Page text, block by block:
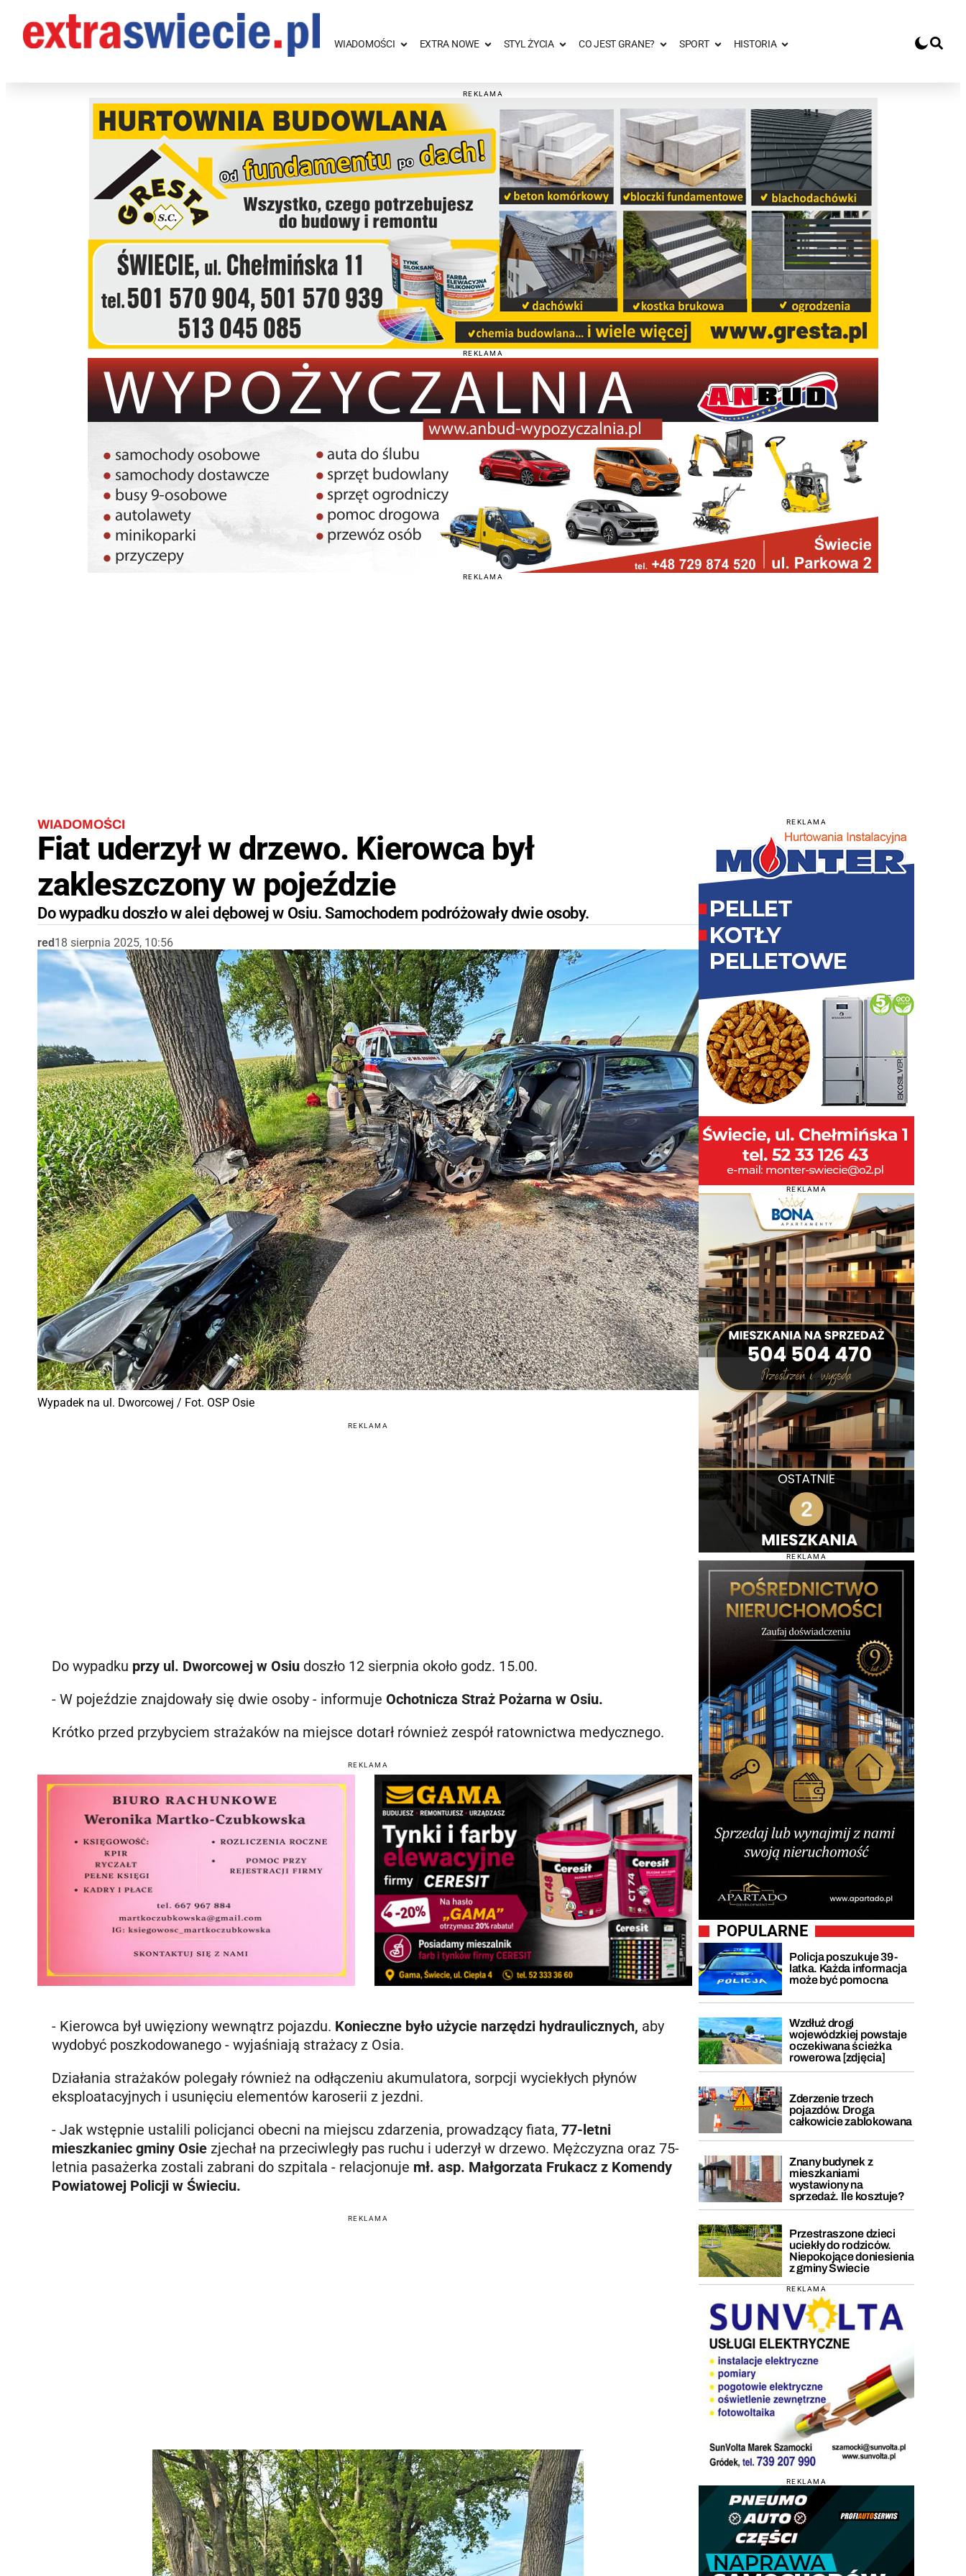
WIADOMOŚCI EXTRA NOWE STYL ŻYCIA CO JEST GRANE? SPORT HISTORIA
REKLAMA
REKLAMA
REKLAMA
WIADOMOŚCI
Fiat uderzył w drzewo. Kierowca był
zakleszczony w pojeździe
Do wypadku doszło w alei dębowej w Osiu. Samochodem podróżowały dwie osoby.
red18 sierpnia 2025, 10:56
Wypadek na ul. Dworcowej / Fot. OSP Osie
REKLAMA
Do wypadku przy ul. Dworcowej w Osiu doszło 12 sierpnia około godz. 15.00.
- W pojeździe znajdowały się dwie osoby - informuje Ochotnicza Straż Pożarna w Osiu.
Krótko przed przybyciem strażaków na miejsce dotarł również zespół ratownictwa medycznego.
REKLAMA
- Kierowca był uwięziony wewnątrz pojazdu. Konieczne było użycie narzędzi hydraulicznych, aby
wydobyć poszkodowanego - wyjaśniają strażacy z Osia.
Działania strażaków polegały również na odłączeniu akumulatora, sorpcji wyciekłych płynów
eksploatacyjnych i usunięciu elementów karoserii z jezdni.
- Jak wstępnie ustalili policjanci obecni na miejscu zdarzenia, prowadzący fiata, 77-letni
mieszkaniec gminy Osie zjechał na przeciwległy pas ruchu i uderzył w drzewo. Mężczyzna oraz 75-
letnia pasażerka zostali zabrani do szpitala - relacjonuje mł. asp. Małgorzata Frukacz z Komendy
Powiatowej Policji w Świeciu.
REKLAMA
REKLAMA
REKLAMA
REKLAMA
POPULARNE
Policja poszukuje 39-
latka. Każda informacja
może być pomocna
Wzdłuż drogi
wojewódzkiej powstaje
oczekiwana ścieżka
rowerowa [zdjęcia]
Zderzenie trzech
pojazdów. Droga
całkowicie zablokowana
Znany budynek z
mieszkaniami
wystawiony na
sprzedaż. Ile kosztuje?
Przestraszone dzieci
uciekły do rodziców.
Niepokojące doniesienia
z gminy Świecie
REKLAMA
REKLAMA